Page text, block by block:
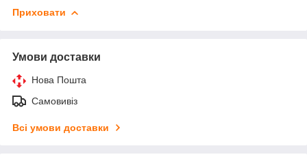
Приховати
Умови доставки
Нова Пошта
Самовивіз
Всі умови доставки